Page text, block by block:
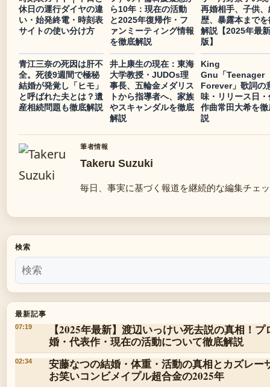
休日の運行ダイヤの違
い・始発終電・時刻表
サイトの使い分け方
ら10年：現在の活動
と2025年復帰作・フ
ァンミーティング情報
を徹底解説
再婚相手、子供、
歴、暴露本までを
解説【2025年最新
版】
青江三奈の死因は肝不
全。死後9週間で極秘
結婚が発覚し「ヒモ」
と呼ばれた夫とは？遺
産相続問題も徹底解説
井上康生の現在：東海
大学教授・JUDOs理
事長、五輪金メダリス
トから指導者へ、家族
やスキャンダルを徹底
解説
King
Gnu「Teenager
Forever」歌詞の
味・リリース日・
作曲常田大希を徹
説
筆者情報
Takeru Suzuki
毎日、事実に基づく報道を継続的な編集チェ
検索
最新記事
07:19
【2025年最新】渡辺いっけい死去説の真相！
婚・代表作・現在の活動について徹底解説
02:34
安藤なつの結婚・体重・活動の真相とカズレー
お笑いコンビメイプル超合金の2025年